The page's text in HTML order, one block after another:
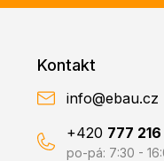
Kontakt
info@ebau.cz
+420 777
po-pá: 7:30 -